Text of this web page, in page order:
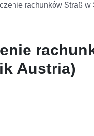
rachunków Straß w
Austria)